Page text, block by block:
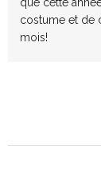
que cette
costume et de
mois!